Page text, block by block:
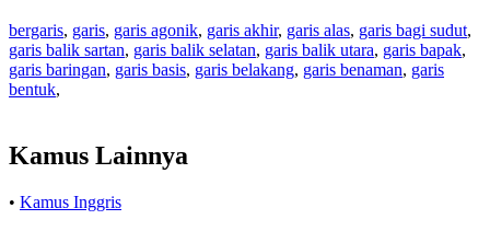
bergaris, garis, garis agonik, garis akhir, garis alas, garis bagi sudut,
garis balik sartan, garis balik selatan, garis balik utara, garis bapak,
garis baringan, garis basis, garis belakang, garis benaman, garis
bentuk,
Kamus Lainnya
• Kamus Inggris